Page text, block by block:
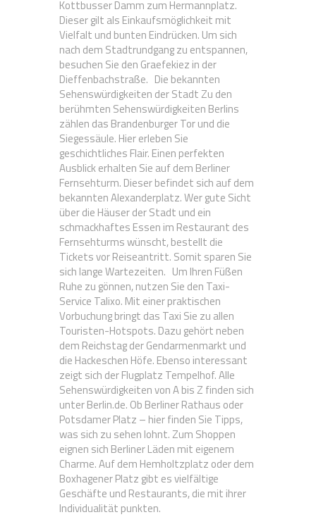
Kottbusser Damm zum Hermannplatz.
Dieser gilt als Einkaufsmöglichkeit mit
Vielfalt und bunten Eindrücken. Um sich
nach dem Stadtrundgang zu entspannen,
besuchen Sie den Graefekiez in der
Dieffenbachstraße. Die bekannten
Sehenswürdigkeiten der Stadt Zu den
berühmten Sehenswürdigkeiten Berlins
zählen das Brandenburger Tor und die
Siegessäule. Hier erleben Sie
geschichtliches Flair. Einen perfekten
Ausblick erhalten Sie auf dem Berliner
Fernsehturm. Dieser befindet sich auf dem
bekannten Alexanderplatz. Wer gute Sicht
über die Häuser der Stadt und ein
schmackhaftes Essen im Restaurant des
Fernsehturms wünscht, bestellt die
Tickets vor Reiseantritt. Somit sparen Sie
sich lange Wartezeiten. Um Ihren Füßen
Ruhe zu gönnen, nutzen Sie den Taxi-
Service Talixo. Mit einer praktischen
Vorbuchung bringt das Taxi Sie zu allen
Touristen-Hotspots. Dazu gehört neben
dem Reichstag der Gendarmenmarkt und
die Hackeschen Höfe. Ebenso interessant
zeigt sich der Flugplatz Tempelhof. Alle
Sehenswürdigkeiten von A bis Z finden sich
unter Berlin.de. Ob Berliner Rathaus oder
Potsdamer Platz – hier finden Sie Tipps,
was sich zu sehen lohnt. Zum Shoppen
eignen sich Berliner Läden mit eigenem
Charme. Auf dem Hemholtzplatz oder dem
Boxhagener Platz gibt es vielfältige
Geschäfte und Restaurants, die mit ihrer
Individualität punkten.